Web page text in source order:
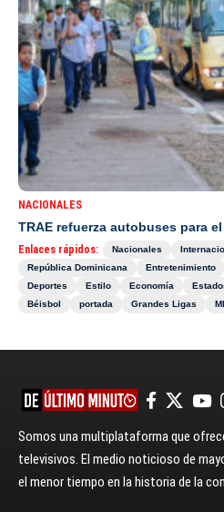
NACIONALES
TRAE refuerza autobuses para
Enlaces rápidos: Nacionales
República Dominicana
Entretenimiento
Deportes
Estilo Economía
Béisbol
portada Grandes Ligas
Somos una multiplataforma que
televisivos. El medio noticioso de
el menor tiempo en la historia de la